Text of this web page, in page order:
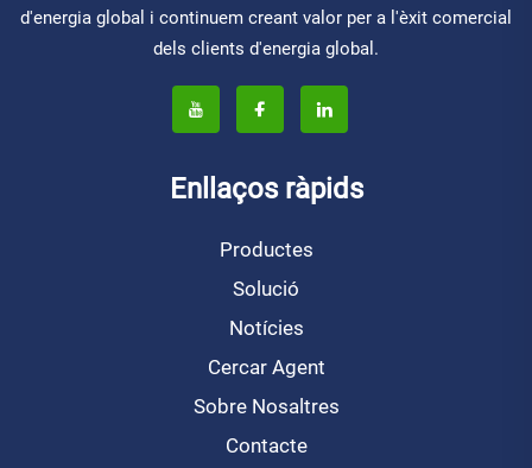
d'energia global i continuem creant valor per a l'èxit comercial
dels clients d'energia global.
Enllaços ràpids
Productes
Solució
Notícies
Cercar Agent
Sobre Nosaltres
Contacte